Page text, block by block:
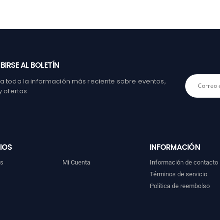
AL BOLETÍN
toda la información más reciente sobre eventos,
ofertas
Mi Cuenta
INFORMACIÓN
Información de contacto
Términos de servicio
Política de reembolso